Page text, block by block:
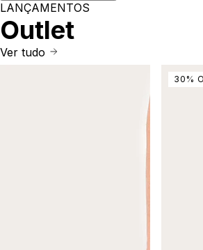
LANÇAMENTOS
Outlet
Ver tudo
30 %